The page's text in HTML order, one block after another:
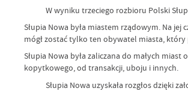
W wyniku trzeciego rozbioru Polski Słupia
Słupia Nowa była miastem rządowym. Na
mógł zostać tylko ten obywatel miasta, który
Słupia Nowa była zaliczana do małych
kopytkowego, od transakcji, uboju i innych.
Słupia Nowa uzyskała rozgłos dzięki